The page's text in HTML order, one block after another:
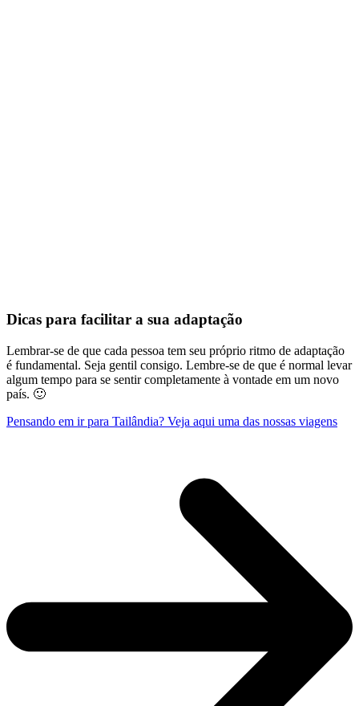
Dicas para facilitar a sua adaptação
Lembrar-se de que cada pessoa tem seu próprio ritmo de adaptação
é fundamental. Seja gentil consigo. Lembre-se de que é normal levar
algum tempo para se sentir completamente à vontade em um novo
país. 🙂
Pensando em ir para Tailândia? Veja aqui uma das nossas viagens